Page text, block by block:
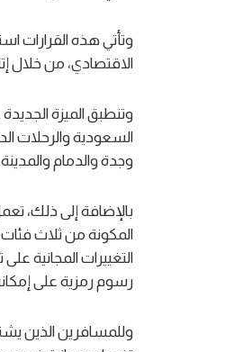
وتأتي هذه القرارات
الاقتصادي، من خلال
وتنطبق الميزة
السعودية والرحلات
وجدة والدمام
بالإضافة إلى ذلك،
المكونة من ثلاث
التغييرات المجانية
رسوم رمزية على إمكانية تعديل
وللمسافرين الذين